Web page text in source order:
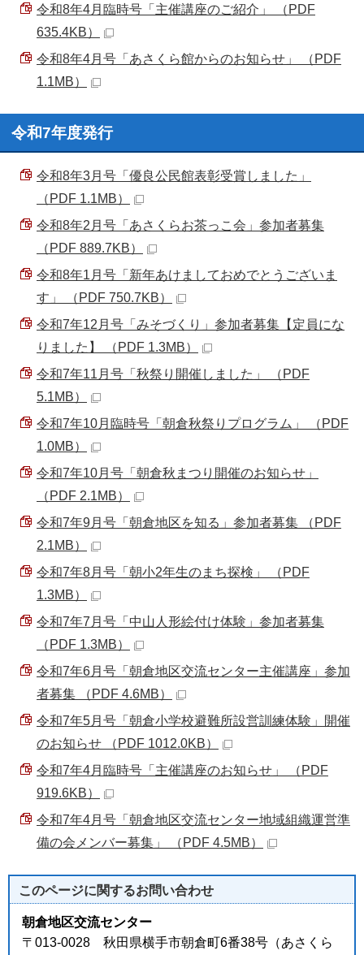
令和8年4月臨時号「主催講座のご紹介」 （PDF
635.4KB）
令和8年4月号「あさくら館からのお知らせ」 （PDF
1.1MB）
令和7年度発行
令和8年3月号「優良公民館表彰受賞しました」
（PDF 1.1MB）
令和8年2月号「あさくらお茶っこ会」参加者募集
（PDF 889.7KB）
令和8年1月号「新年あけましておめでとうございま
す」 （PDF 750.7KB）
令和7年12月号「みそづくり」参加者募集【定員にな
りました】 （PDF 1.3MB）
令和7年11月号「秋祭り開催しました」 （PDF
5.1MB）
令和7年10月臨時号「朝倉秋祭りプログラム」 （PDF
1.0MB）
令和7年10月号「朝倉秋まつり開催のお知らせ」
（PDF 2.1MB）
令和7年9月号「朝倉地区を知る」参加者募集 （PDF
2.1MB）
令和7年8月号「朝小2年生のまち探検」 （PDF
1.3MB）
令和7年7月号「中山人形絵付け体験」参加者募集
（PDF 1.3MB）
令和7年6月号「朝倉地区交流センター主催講座」参加
者募集 （PDF 4.6MB）
令和7年5月号「朝倉小学校避難所設営訓練体験」開催
のお知らせ （PDF 1012.0KB）
令和7年4月臨時号「主催講座のお知らせ」 （PDF
919.6KB）
令和7年4月号「朝倉地区交流センター地域組織運営準
備の会メンバー募集」 （PDF 4.5MB）
このページに関するお問い合わせ
朝倉地区交流センター
〒013-0028 秋田県横手市朝倉町6番38号（あさくら